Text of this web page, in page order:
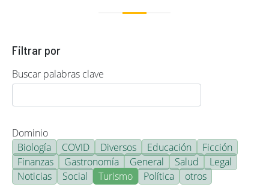
Filtrar por
Buscar palabras clave
Dominio
Biología
COVID Diversos Educación
Ficción
Finanzas
Gastronomía General Salud
Legal
Noticias
Social Turismo Política otros